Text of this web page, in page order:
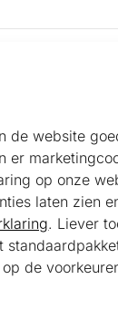
de website
er
op onze
laten zien
. Liever
de